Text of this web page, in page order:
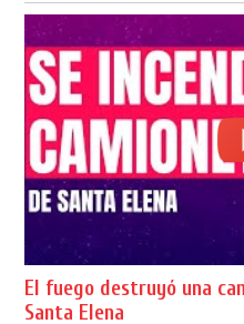
El fuego destruyó una
Santa Elena